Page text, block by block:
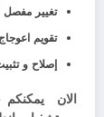
تغيير مفصل
تقويم
إصلاح و
الان